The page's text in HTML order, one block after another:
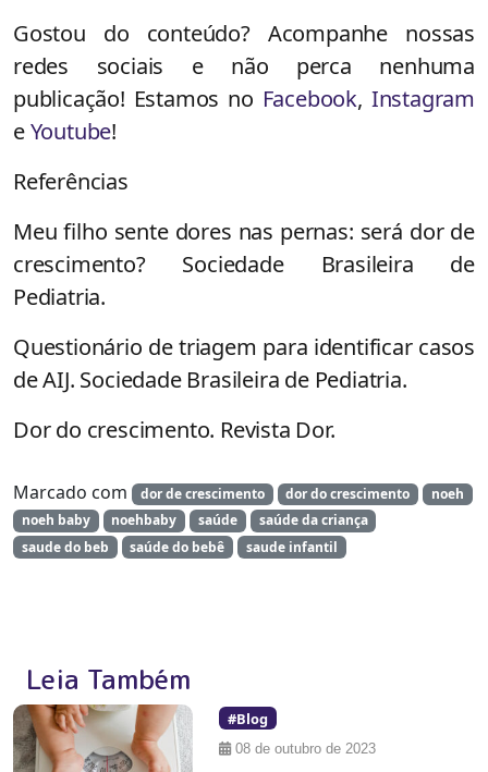
Gostou do conteúdo? Acompanhe nossas
redes sociais e não perca nenhuma
publicação! Estamos no Facebook, Instagram
eYoutube!
Referências
Meu filho sente dores nas pernas: será dor de
crescimento? Sociedade Brasileira de
Pediatria.
Questionário de triagem para identificar casos
de AIJ. Sociedade Brasileira de Pediatria.
Dor do crescimento. Revista Dor.
Marcado com dor de crescimento dor do crescimento
noeh
noeh baby
noehbaby saúde
saúde da criança
saude do beb
saúde do bebê saude infantil
Leia Também
#Blog
08 de outubro de 2023